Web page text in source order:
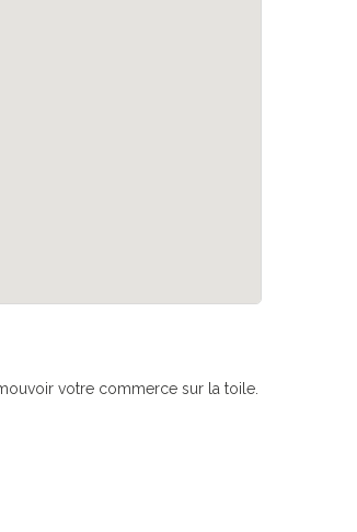
votre commerce sur la toile.